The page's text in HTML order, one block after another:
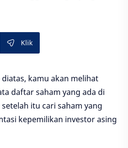
Klik
kamu akan melihat
daftar saham yang ada di
itu cari saham yang
kepemilikan investor asing